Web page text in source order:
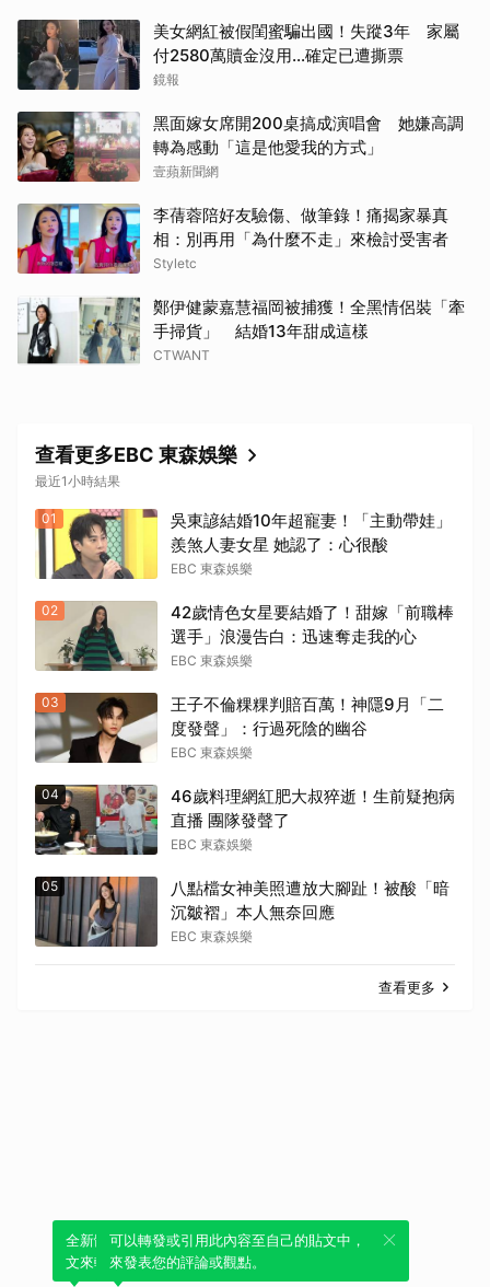
美女網紅被假閨蜜騙出國！失蹤3年 家屬
付2580萬贖金沒用…確定已遭撕票
鏡報
黑面嫁女席開200桌搞成演唱會 她嫌高調
轉為感動「這是他愛我的方式」
壹蘋新聞網
李蒨蓉陪好友驗傷、做筆錄！痛揭家暴真
相：別再用「為什麼不走」來檢討受害者
Styletc
鄭伊健蒙嘉慧福岡被捕獲！全黑情侶裝「牽
手掃貨」 結婚13年甜成這樣
CTWANT
查看更多EBC 東森娛樂
最近1小時結果
01
吳東諺結婚10年超寵妻！「主動帶娃」
羨煞人妻女星 她認了：心很酸
EBC 東森娛樂
02
42歲情色女星要結婚了！甜嫁「前職棒
選手」浪漫告白：迅速奪走我的心
EBC 東森娛樂
03
王子不倫粿粿判賠百萬！神隱9月「二
度發聲」：行過死陰的幽谷
EBC 東森娛樂
04
46歲料理網紅肥大叔猝逝！生前疑抱病
直播 團隊發聲了
EBC 東森娛樂
05
八點檔女神美照遭放大腳趾！被酸「暗
沉皺褶」本人無奈回應
EBC 東森娛樂
查看更多
全新體驗！一鍵引用此內容，透過發布貼
文來輕鬆表達個人立場。
可以轉發或引用此內容至自己的貼文中，
來發表您的評論或觀點。